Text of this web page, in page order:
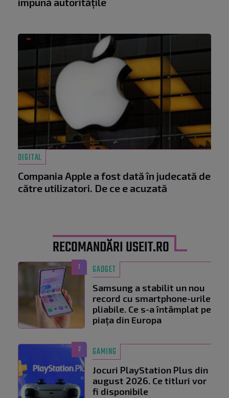
DIGITAL
Compania Apple a fost dată în judecată de
către utilizatori. De ce e acuzată
RECOMANDĂRI USEIT.RO
1 GADGET
Samsung a stabilit un nou
record cu smartphone-urile
pliabile. Ce s-a întâmplat pe
piața din Europa
2 GAMING
Jocuri PlayStation Plus din
august 2026. Ce titluri vor
fi disponibile